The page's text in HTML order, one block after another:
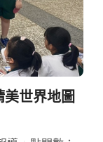
世界地圖